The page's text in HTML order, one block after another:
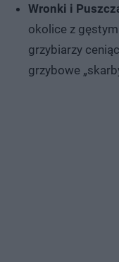
Wronki i
okolice z
grzybiarzy
grzybowe